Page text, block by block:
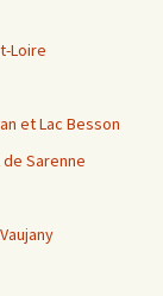
Loire
et Lac Besson
Sarenne